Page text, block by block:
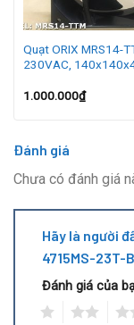
Quạt ORIX MRS14-
230VAC,
1.000.000₫
Đánh giá
Chưa có đánh giá
Hãy là người
4715MS-23T-
Đánh giá của